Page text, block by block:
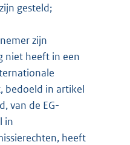
gesteld;
zijn
niet heeft in een
bedoeld in artikel
van de EG-
in
heeft